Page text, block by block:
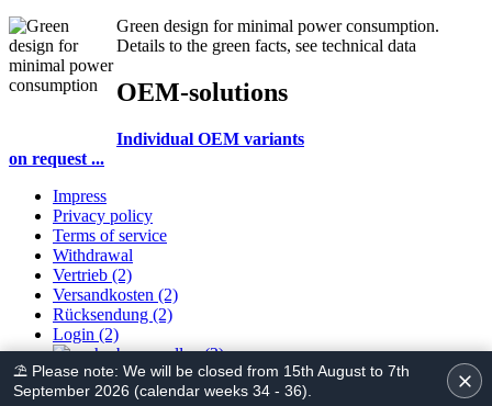
Green design for minimal power consumption.
Details to the green facts, see technical data
OEM-solutions
Individual OEM variants
on request ...
Impress
Privacy policy
Terms of service
Withdrawal
Vertrieb (2)
Versandkosten (2)
Rücksendung (2)
Login (2)
⛱ Please note: We will be closed from 15th August to 7th
September 2026 (calendar weeks 34 - 36).